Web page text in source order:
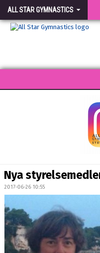
ALL STAR GYMNASTICS
VÅRA TRÄNARE
FÖRENINGSKLÄDER
DOKUMENT
BOKNING
Nya
2017-06-26 10:55